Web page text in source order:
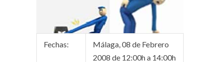
Fechas:
Málaga, 08 de Febrero
2008 de 12:00h a 14:00h